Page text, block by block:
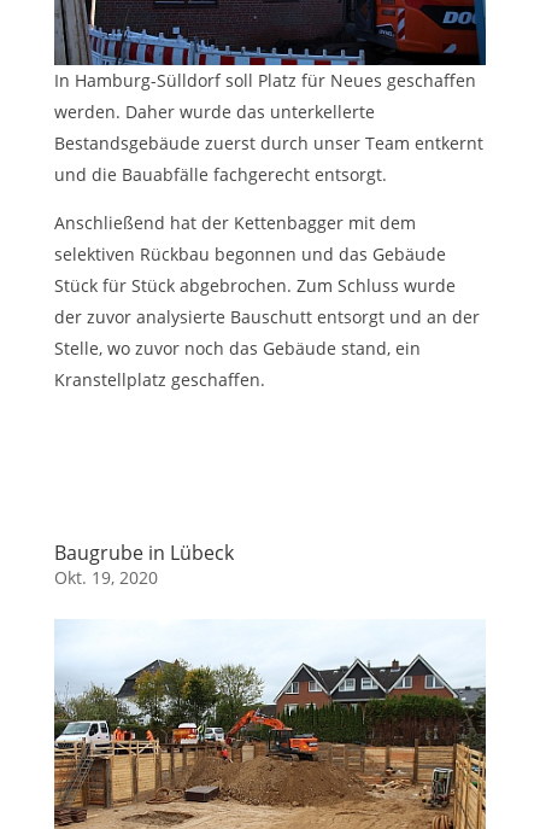
In Hamburg-Sülldorf soll Platz für Neues geschaffen
werden. Daher wurde das unterkellerte
Bestandsgebäude zuerst durch unser Team entkernt
und die Bauabfälle fachgerecht entsorgt.
Anschließend hat der Kettenbagger mit dem
selektiven Rückbau begonnen und das Gebäude
Stück für Stück abgebrochen. Zum Schluss wurde
der zuvor analysierte Bauschutt entsorgt und an der
Stelle, wo zuvor noch das Gebäude stand, ein
Kranstellplatz geschaffen.
Baugrube in Lübeck
Okt. 19, 2020